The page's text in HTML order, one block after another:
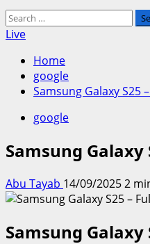
Search
for:
Live
Home
google
Samsung Galaxy S25 –
google
Samsung Galaxy S25
Abu Tayab 14/09/20252
Samsung Galaxy S25